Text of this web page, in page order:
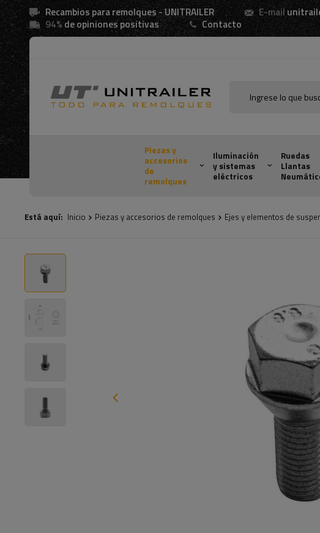
Recambios para remolques - UNITRAILER E-mail
94% de opiniones positivas Contacto
Piezas y
accesorios
de
remolques
Iluminación
y sistemas
eléctricos
Ruedas
Llantas
Está aquí: Inicio Piezas y accesorios de remolques Ejes y elementos de